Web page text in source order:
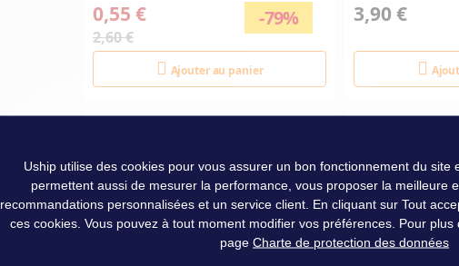
-79%
0,55 €
2,60 €
Ajouter au panier
3,90 €
Uship utilise des cookies pour vous assurer un bon fonctionnement du site
permettent aussi de mesurer la performance, vous proposer la meilleure
recommandations personnalisées et un service client. En cliquant sur Tout
ces cookies. Vous pouvez à tout moment modifier vos préférences. Pour
page Charte de protection des données